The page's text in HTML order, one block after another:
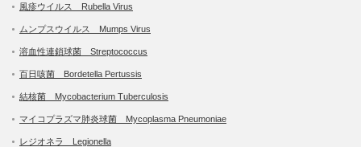
風疹ウイルス Rubella Virus
ムンプスウイルス Mumps Virus
溶血性連鎖球菌 Streptococcus
百日咳菌 Bordetella Pertussis
結核菌 Mycobacterium Tuberculosis
マイコプラズマ肺炎球菌 Mycoplasma Pneumoniae
レジオネラ Legionella